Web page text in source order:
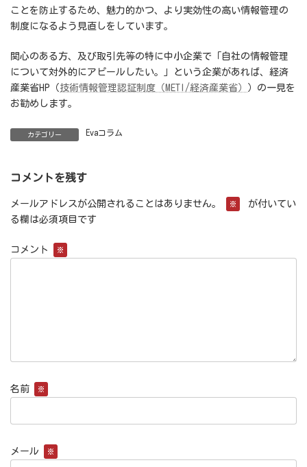
ことを防止するため、魅力的かつ、より実効性の高い情報管理の
制度になるよう見直しをしています。
関心のある方、及び取引先等の特に中小企業で「自社の情報管理
について対外的にアピールしたい。」という企業があれば、経済
産業省HP（ 技術情報管理認証制度（METI/経済産業省）
）の一見を
お勧めします。
カテゴリー Evaコラム
コメントを残す
メールアドレスが公開されることはありません。 ※
が付いてい
る欄は必須項目です
コメント ※
名前 ※
メール ※